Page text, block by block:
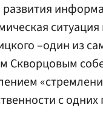
–один из
Скворцовым
с одних